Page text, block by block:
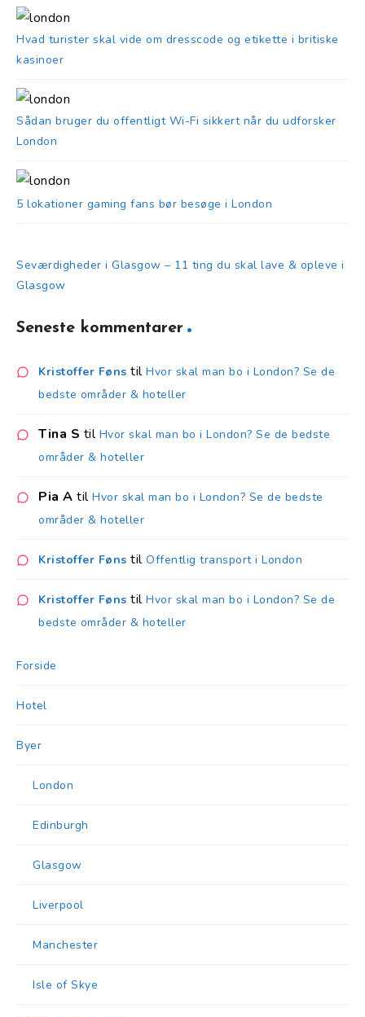
Hvad turister skal vide om dresscode og etikette i britiske
kasinoer
Sådan bruger du offentligt Wi-Fi sikkert når du udforsker
London
5 lokationer gaming fans bør besøge i London
Seværdigheder i Glasgow – 11 ting du skal lave & opleve i
Glasgow
Seneste kommentarer
Kristoffer Føns til Hvor skal man bo i London? Se de
bedste områder & hoteller
Tina S til Hvor skal man bo i London? Se de bedste
områder & hoteller
Pia A til Hvor skal man bo i London? Se de bedste
områder & hoteller
Kristoffer Føns til Offentlig transport i London
Kristoffer Føns til Hvor skal man bo i London? Se de
bedste områder & hoteller
Forside
Hotel
Byer
London
Edinburgh
Glasgow
Liverpool
Manchester
Isle of Skye